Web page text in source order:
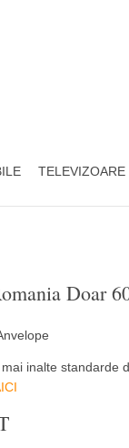
TELEVIZOARE
Doar
inalte standarde